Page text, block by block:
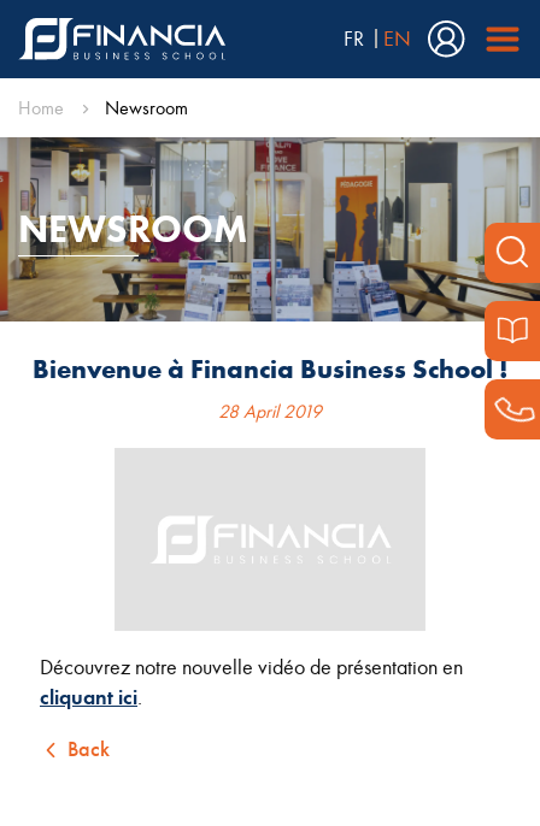
FR EN
Home Newsroom
NEWSROOM
Bienvenue à Financia Business School !
28 April 2019
Découvrez notre nouvelle vidéo de présentation en
cliquant ici.
Back